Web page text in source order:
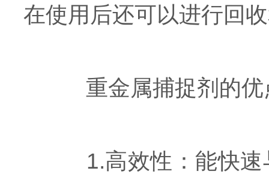
在使用后还可以进行回
重金属捕捉剂的优
1.高效性：能快速